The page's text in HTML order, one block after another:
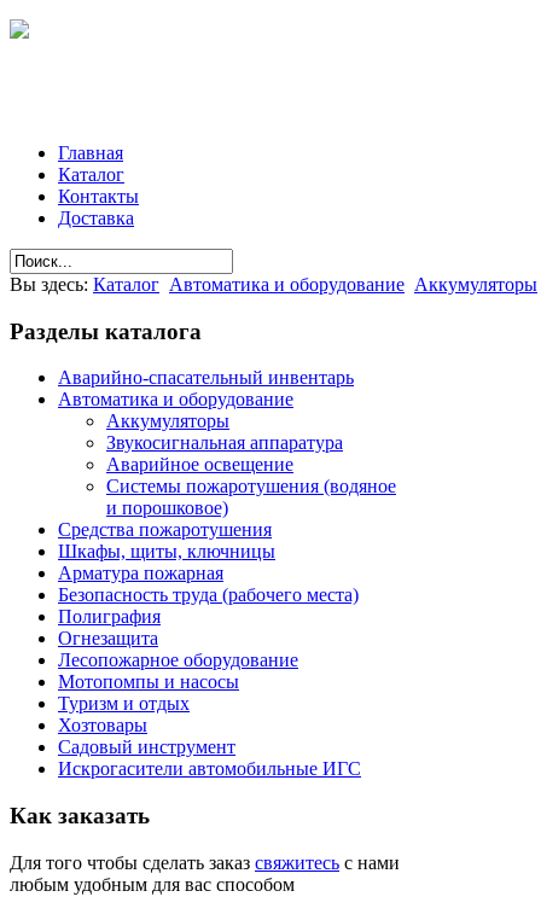
Главная
Каталог
Контакты
Доставка
Вы здесь: Каталог Автоматика и оборудование Аккумуляторы
Разделы каталога
Аварийно-спасательный инвентарь
Автоматика и оборудование
Аккумуляторы
Звукосигнальная аппаратура
Аварийное освещение
Системы пожаротушения (водяное
и порошковое)
Средства пожаротушения
Шкафы, щиты, ключницы
Арматура пожарная
Безопасность труда (рабочего места)
Полиграфия
Огнезащита
Лесопожарное оборудование
Мотопомпы и насосы
Туризм и отдых
Хозтовары
Садовый инструмент
Искрогасители автомобильные ИГС
Как заказать
Для того чтобы сделать заказ свяжитесь с нами
любым удобным для вас способом